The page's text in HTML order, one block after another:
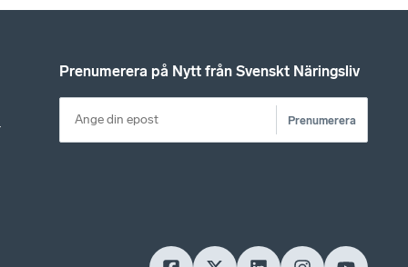
Prenumerera på Nytt från Svenskt Näringsliv
Prenumerera